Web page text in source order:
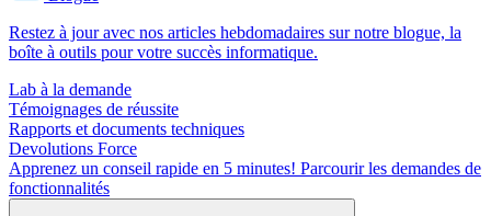
Restez à jour avec nos articles hebdomadaires sur notre blogue, la
boîte à outils pour votre succès informatique.
Lab à la demande
Témoignages de réussite
Rapports et documents techniques
Devolutions Force
Apprenez un conseil rapide en 5 minutes! Parcourir les demandes de
fonctionnalités